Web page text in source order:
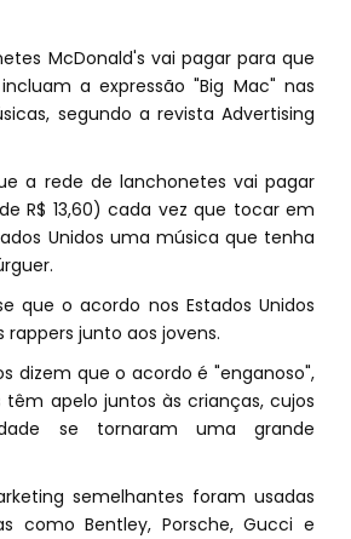
McDonald's vai pagar para que
a expressão "Big Mac" nas
segundo a revista Advertising
a rede de lanchonetes vai pagar
R$ 13,60) cada vez que tocar em
Unidos uma música que tenha
que o acordo nos Estados Unidos
junto aos jovens.
dizem que o acordo é "enganoso",
têm apelo juntos às crianças, cujos
se tornaram uma grande
semelhantes foram usadas
como Bentley, Porsche, Gucci e